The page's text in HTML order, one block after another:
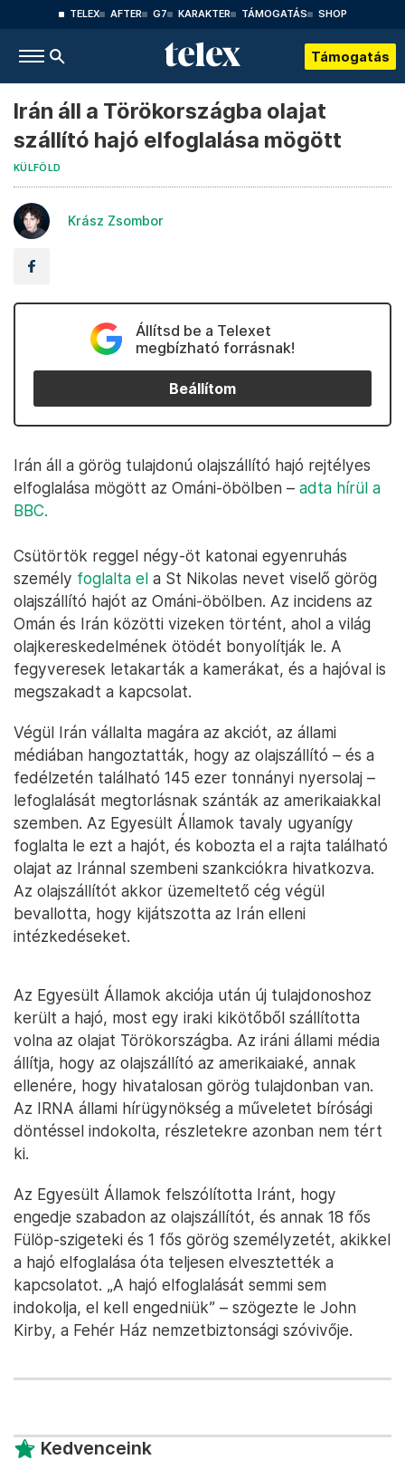
TELEX AFTER G7 KARAKTER TÁMOGATÁS SHOP
Támogatás
Irán áll a Törökországba olajat
szállító hajó elfoglalása mögött
KÜLFÖLD
Krász Zsombor
Állítsd be a Telexet
megbízható forrásnak!
Beállítom
Irán áll a görög tulajdonú olajszállító hajó rejtélyes
elfoglalása mögött az Ománi-öbölben – adta hírül a
BBC.
Csütörtök reggel négy-öt katonai egyenruhás
személy foglalta el a St Nikolas nevet viselő görög
olajszállító hajót az Ománi-öbölben. Az incidens az
Omán és Irán közötti vizeken történt, ahol a világ
olajkereskedelmének ötödét bonyolítják le. A
fegyveresek letakarták a kamerákat, és a hajóval is
megszakadt a kapcsolat.
Végül Irán vállalta magára az akciót, az állami
médiában hangoztatták, hogy az olajszállító – és a
fedélzetén található 145 ezer tonnányi nyersolaj –
lefoglalását megtorlásnak szánták az amerikaiakkal
szemben. Az Egyesült Államok tavaly ugyanígy
foglalta le ezt a hajót, és kobozta el a rajta található
olajat az Iránnal szembeni szankciókra hivatkozva.
Az olajszállítót akkor üzemeltető cég végül
bevallotta, hogy kijátszotta az Irán elleni
intézkedéseket.
Az Egyesült Államok akciója után új tulajdonoshoz
került a hajó, most egy iraki kikötőből szállította
volna az olajat Törökországba. Az iráni állami média
állítja, hogy az olajszállító az amerikaiaké, annak
ellenére, hogy hivatalosan görög tulajdonban van.
Az IRNA állami hírügynökség a műveletet bírósági
döntéssel indokolta, részletekre azonban nem tért
ki.
Az Egyesült Államok felszólította Iránt, hogy
engedje szabadon az olajszállítót, és annak 18 fős
Fülöp-szigeteki és 1 fős görög személyzetét, akikkel
a hajó elfoglalása óta teljesen elvesztették a
kapcsolatot. „A hajó elfoglalását semmi sem
indokolja, el kell engedniük” – szögezte le John
Kirby, a Fehér Ház nemzetbiztonsági szóvivője.
Kedvenceink